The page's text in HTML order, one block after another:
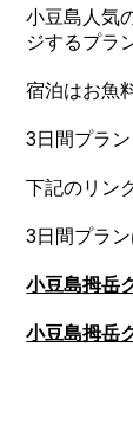
小豆島人気
ジするプラ
宿泊はお魚
3日間プラ
下記のリン
3日間プラン
小豆島拇岳
小豆島拇岳